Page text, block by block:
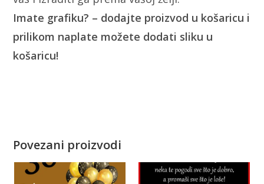
Imate grafiku? – dodajte proizvod u košaricu i
prilikom naplate možete dodati sliku u
košaricu!
Povezani proizvodi